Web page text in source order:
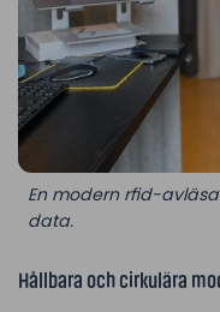
En modern rfid-
data.
Hållbara och cirkulära